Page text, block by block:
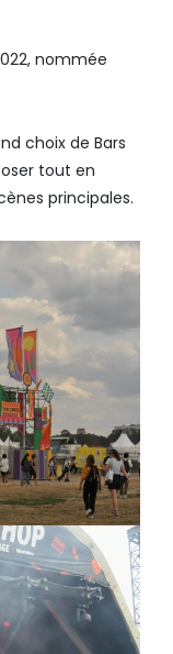
nommée
choix de Bars
tout en
principales.